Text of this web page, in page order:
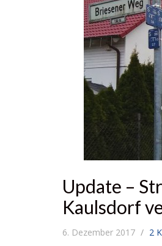
Update –
Kaulsdorf
6. Dezember 2017 2